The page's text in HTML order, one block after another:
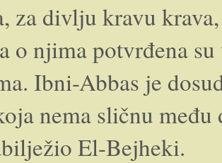
za divlju kravu
o njima potvrđena
Ibni-Abbas je
nema sličnu
El-Bejheki.